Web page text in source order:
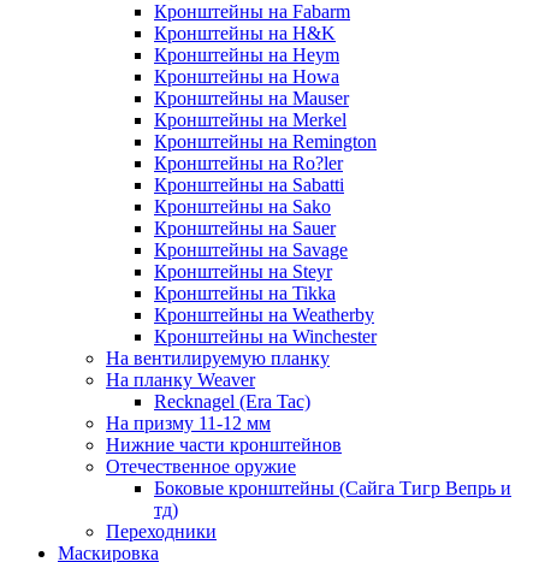
Кронштейны на Fabarm
Кронштейны на H&K
Кронштейны на Heym
Кронштейны на Howa
Кронштейны на Mauser
Кронштейны на Merkel
Кронштейны на Remington
Кронштейны на Ro?ler
Кронштейны на Sabatti
Кронштейны на Sako
Кронштейны на Sauer
Кронштейны на Savage
Кронштейны на Steyr
Кронштейны на Tikka
Кронштейны на Weatherby
Кронштейны на Winchester
На вентилируемую планку
На планку Weaver
Recknagel (Era Tac)
На призму 11-12 мм
Нижние части кронштейнов
Отечественное оружие
Боковые кронштейны (Сайга Тигр Вепрь и
тд)
Переходники
Маскировка